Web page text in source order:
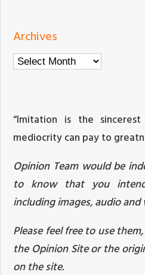
Archives
Archives
“Imitation is the
mediocrity can pay to
Opinion Team would be
to know that you
including images, audio and
Please feel free to use
the Opinion Site or the
on the site.